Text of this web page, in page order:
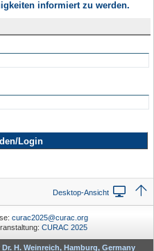
informiert zu werden.
Login
Desktop-Ansicht
curac2025@curac.org
CURAC 2025
Dr. H. Weinreich, Hamburg, Germany